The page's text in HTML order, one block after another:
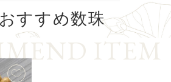
おすすめ数珠
MEND ITEM